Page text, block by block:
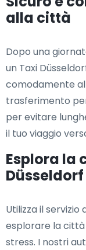
alla città
Dopo una
un Taxi
comodamente
trasferimento
per evitare
il tuo viaggio
Esplora la
Düsseldorf
Utilizza il
esplorare la
stress. I nostri